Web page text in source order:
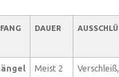
DAUER
Meist 2
Verschleiß,